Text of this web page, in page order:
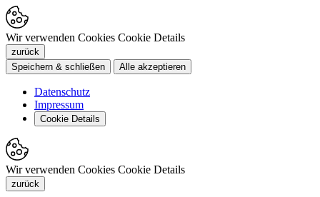
Wir verwenden Cookies Cookie Details
zurück
Speichern & schließen
Alle akzeptieren
Datenschutz
Impressum
Cookie Details
Wir verwenden Cookies Cookie Details
zurück